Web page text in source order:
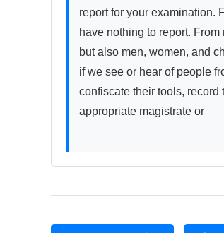
report for your examination.
have nothing to report.
but also men, women, and
if we see or hear of people
confiscate their tools, record
appropriate magistrate or